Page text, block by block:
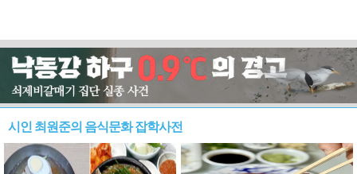
시인 최원준의 음식문화 잡학사전